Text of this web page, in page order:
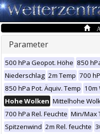
Parameter
500 hPa Geopot. Höhe 850
Niederschlag 2m Temp 700
850 hPa Pot. Äquiv. Temp 10m
Hohe Wolken Mittelhohe
700 hPa Rel. Feuchte Min/Max
Spitzenwind 2m Rel. feuchte